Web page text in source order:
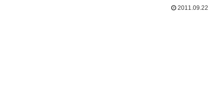
2011.09.22